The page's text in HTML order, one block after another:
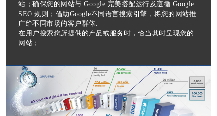
站；确保您的网站与 Google 完美搭配运行及遵循 Google
SEO 规则；借助Google不同语言搜索引擎，将您的网站推
广给不同市场的客户群体.
在用户搜索您所提供的产品或服务时，恰当其时呈现您的
网站；